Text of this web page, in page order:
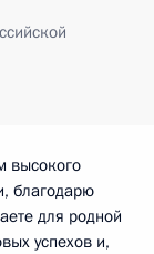
высокого
благодарю
для родной
успехов и,